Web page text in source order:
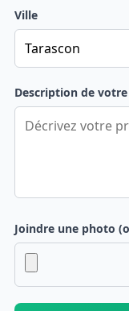
Ville
Description de
Joindre une photo